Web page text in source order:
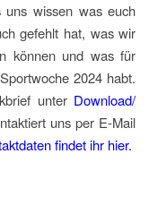
uns wissen was euch
gefehlt hat, was wir
können und was für
2024 habt.
unter Download/
uns per E-Mail
findet ihr hier.